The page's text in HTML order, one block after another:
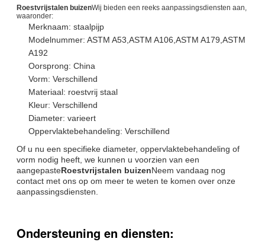
Roestvrijstalen buizenWij bieden een reeks aanpassingsdiensten aan,
waaronder:
Merknaam: staalpijp
Modelnummer: ASTM A53,ASTM A106,ASTM A179,ASTM
A192
Oorsprong: China
Vorm: Verschillend
Materiaal: roestvrij staal
Kleur: Verschillend
Diameter: varieert
Oppervlaktebehandeling: Verschillend
Of u nu een specifieke diameter, oppervlaktebehandeling of
vorm nodig heeft, we kunnen u voorzien van een
aangepasteRoestvrijstalen buizenNeem vandaag nog
contact met ons op om meer te weten te komen over onze
aanpassingsdiensten.
Ondersteuning en diensten: